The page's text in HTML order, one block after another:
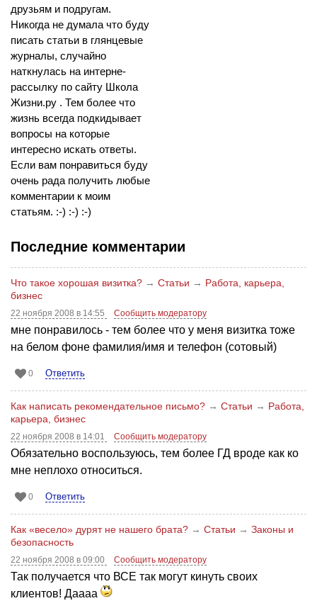
друзьям и подругам.
Никогда не думала что буду
писать статьи в глянцевые
журналы, случайно
наткнулась на интерне-
рассылку по сайту Школа
Жизни.ру . Тем более что
жизнь всегда подкидывает
вопросы на которые
интересно искать ответы.
Если вам понравиться буду
очень рада получить любые
комментарии к моим
статьям. :-) :-) :-)
Последние комментарии
Что такое хорошая визитка? → Статьи → Работа, карьера,
бизнес
22 ноября 2008 в 14:55 Сообщить модератору
мне понравилось - тем более что у меня визитка тоже
на белом фоне фамилия/имя и телефон (сотовый)
0 Ответить
Как написать рекомендательное письмо? → Статьи → Работа,
карьера, бизнес
22 ноября 2008 в 14:01 Сообщить модератору
Обязательно воспользуюсь, тем более ГД вроде как ко
мне неплохо относиться.
0 Ответить
Как «весело» дурят не нашего брата? → Статьи → Законы и
безопасность
22 ноября 2008 в 09:00 Сообщить модератору
Так получается что ВСЕ так могут кинуть своих
клиентов! Даааа